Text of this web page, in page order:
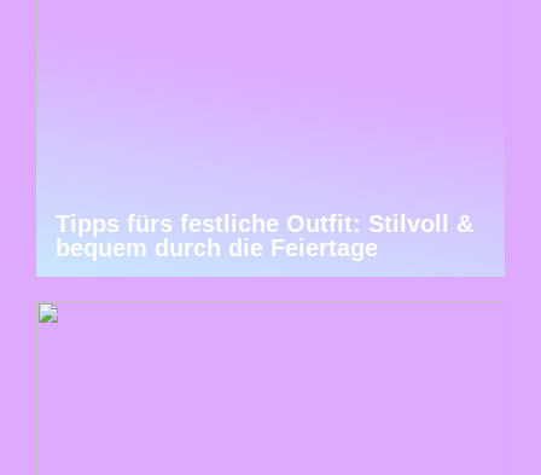
Tipps fürs festliche Outfit: Stilvoll &
bequem durch die Feiertage